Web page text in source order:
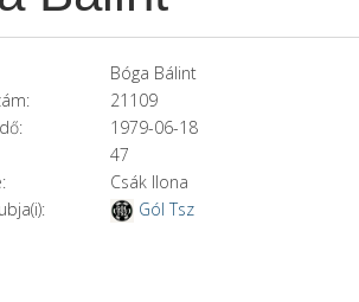
Bóga Bálint
21109
1979-06-18
47
Csák Ilona
Gól Tsz